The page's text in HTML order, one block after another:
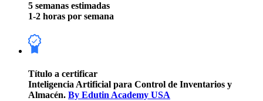
5 semanas estimadas
1-2 horas por semana
Título a certificar
Inteligencia Artificial para Control de Inventarios y
Almacén. By Edutin Academy USA